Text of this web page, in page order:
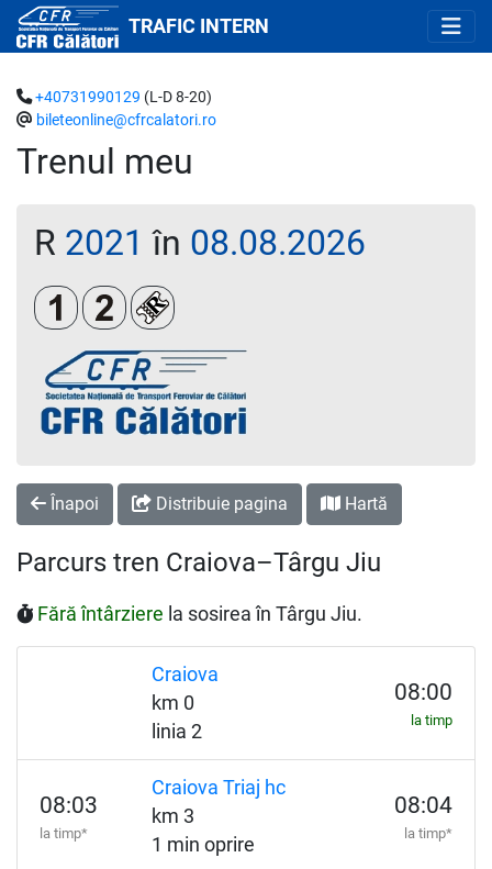
TRAFIC INTERN
Trenul meu
+40731990129 (L-D 8-20)
bileteonline@cfrcalatori.ro
R 2021 în 08.08.2026
Clasa 1Clasa a 2-aLoc rezervat (biletul se emite
Înapoi Distribuie pagina Hartă
Parcurs tren Craiova–Târgu Jiu
Fără întârziere la sosirea în Târgu Jiu.
Craiova
km 0
linia 2
08:00
la timp
08:03
la timp*
Craiova Triaj hc
km 3
1 min oprire
08:04
la timp*